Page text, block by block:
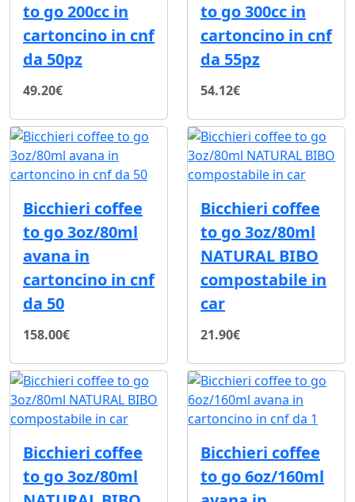
to go 200cc in
cartoncino in cnf
da 50pz
49.20€
to go 300cc in
cartoncino in cnf
da 55pz
54.12€
Bicchieri coffee
to go 3oz/80ml
avana in
cartoncino in cnf
da 50
158.00€
Bicchieri coffee
to go 3oz/80ml
NATURAL BIBO
compostabile in
car
21.90€
Bicchieri coffee
to go 3oz/80ml
Bicchieri coffee
to go 6oz/160ml